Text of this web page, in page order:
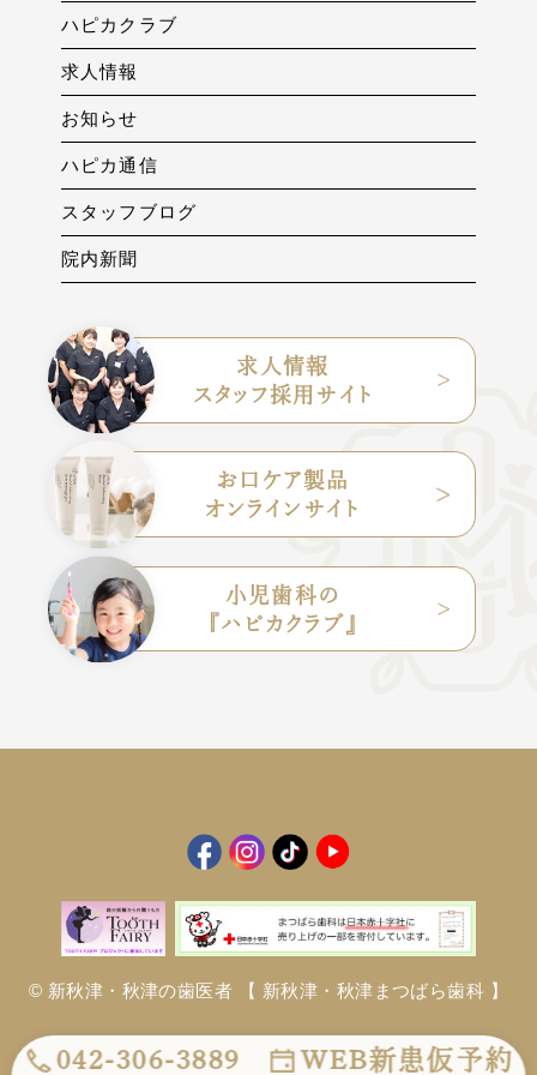
042-306-3889 WEB新患仮予約
ハピカクラブ
求人情報
お知らせ
ハピカ通信
スタッフブログ
院内新聞
求人情報
スタッフ採用サイト
お口ケア製品
オンラインサイト
小児歯科の
『ハピカクラブ』
© 新秋津・秋津の歯医者 【 新秋津・秋津まつばら歯科 】